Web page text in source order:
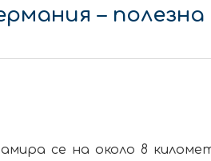
–
се на около 8